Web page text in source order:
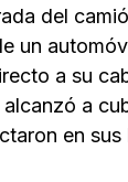
del
un
a su
alcanzó a
en sus